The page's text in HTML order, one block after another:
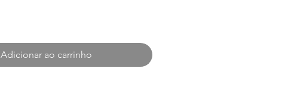
Adicionar ao carrinho